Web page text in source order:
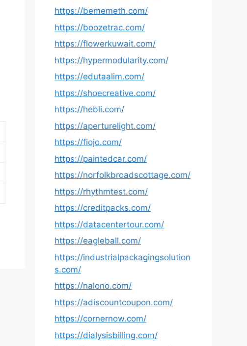
https://bememeth.com/
https://boozetrac.com/
https://flowerkuwait.com/
https://hypermodularity.com/
https://edutaalim.com/
https://shoecreative.com/
https://hebli.com/
https://aperturelight.com/
https://fiojo.com/
https://paintedcar.com/
https://norfolkbroadscottage.com/
https://rhythmtest.com/
https://creditpacks.com/
https://datacentertour.com/
https://eagleball.com/
https://industrialpackagingsolution
s.com/
https://nalono.com/
https://adiscountcoupon.com/
https://cornernow.com/
https://dialysisbilling.com/